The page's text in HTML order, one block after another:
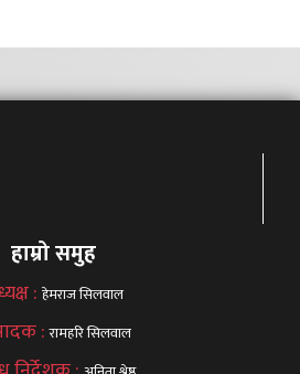
हाम्रो समुह
: हेमराज सिलवाल
:रामहरि सिलवाल